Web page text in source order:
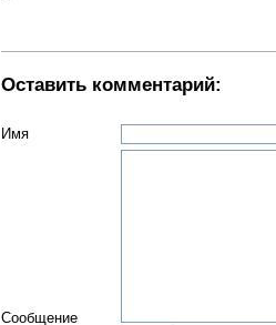
Оставить комментарий:
Имя
Сообщение